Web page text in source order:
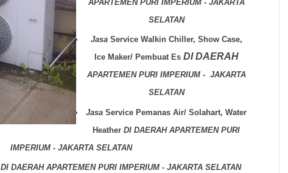
APARTEMEN PURI IMPERIUM - JAKARTA
SELATAN
JasaService Walkin Chiller, Show Case,
Ice Maker/ Pembuat Es DI DAERAH
APARTEMEN PURI IMPERIUM - JAKARTA
SELATAN
Jasa Service Pemanas Air/ Solahart, Water
Heather DI DAERAH APARTEMEN PURI
IMPERIUM - JAKARTA SELATAN
DI DAERAH APARTEMEN PURI IMPERIUM - JAKARTA SELATAN